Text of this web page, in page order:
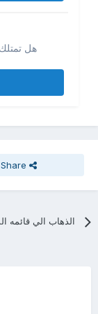
هل
Share
الذهاب الي قائمه